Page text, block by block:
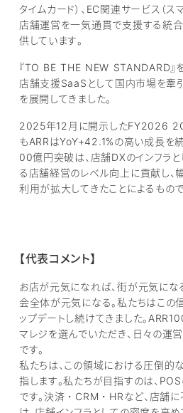
タイムカード）、EC関連サービス（ス
店舗運営を一気通貫で支援する統
供しています。
『TO BE THE NEW STANDARD』
店舗支援SaaSとして国内市場を牽
を展開してきました。
2025年12月に開示したFY2026
もARRはYoY+42.1%の高い成長を
00億円突破は、店舗DXのインフラ
る店舗経営のレベル向上に貢献し、
利用が拡大してきたことによるもので
【代表コメント】
お店が元気になれば、街が元気にな
会全体が元気になる。私たちはこの
ップデートし続けてきました。
マレジを選んでいただき、日々の運
です。
私たちは、この領域における圧倒的な
指します。私たちが目指すのは、
です。決済・CRM・HRなど、店舗